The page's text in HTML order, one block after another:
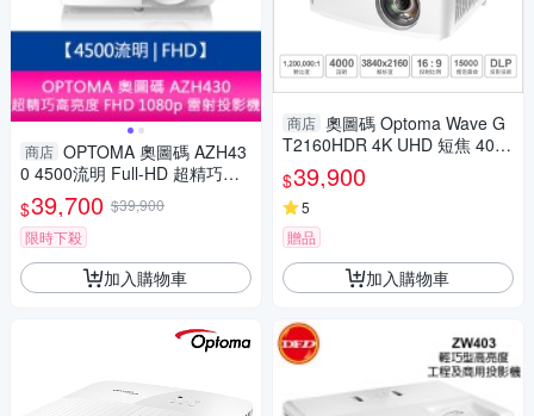
商店 OPTOMA 奧圖碼 AZH43
0 4500流明 Full-HD 超精巧高
亮度 FHD 1080p 雷射投影機
$39,700 $39,900
限時下殺
加入購物車
商店 奧圖碼 Optoma Wave G
T2160HDR 4K UHD 短焦 4000
流明 劇院級/遊戲 240Hz 電玩
投影機
$39,900
5
贈品
加入購物車